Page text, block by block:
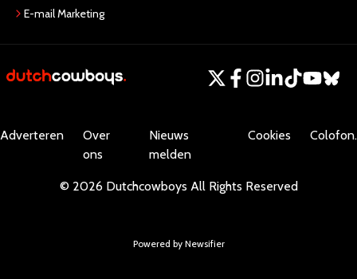
E-mail Marketing
Adverteren
Over
ons
Nieuws
melden
Cookies Colofon.
© 2026 Dutchcowboys All Rights Reserved
Powered by Newsifier